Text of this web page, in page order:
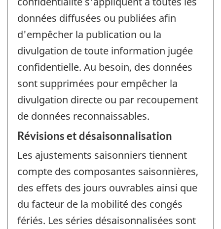
données diffusées ou publiées afin
d'empêcher la publication ou la
divulgation de toute information jugée
confidentielle. Au besoin, des données
sont supprimées pour empêcher la
divulgation directe ou par recoupement
de données reconnaissables.
Révisions et désaisonnalisation
Les ajustements saisonniers tiennent
compte des composantes saisonnières,
des effets des jours ouvrables ainsi que
du facteur de la mobilité des congés
fériés. Les séries désaisonnalisées sont